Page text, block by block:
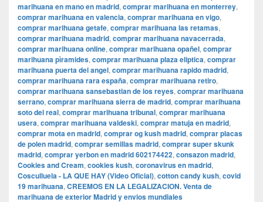
marihuana en mano en madrid, comprar marihuana en monterrey,
comprar marihuana en valencia, comprar marihuana en vigo,
comprar marihuana getafe, comprar marihuana las retamas,
comprar marihuana madrid, comprar marihuana navacerrada,
comprar marihuana online, comprar marihuana opañel, comprar
marihuana pìramides, comprar marihuana plaza eliptica, comprar
marihuana puerta del angel, comprar marihuana rapido madrid,
comprar marihuana rara españa, comprar marihuana retiro,
comprar marihuana sansebastian de los reyes, comprar marihuana
serrano, comprar marihuana sierra de madrid, comprar marihuana
soto del real, comprar marihuana tribunal, comprar marihuana
usera, comprar marihuana valdeski, comprar matuja en madrid,
comprar mota en madrid, comprar og kush madrid, comprar placas
de polen madrid, comprar semillas madrid, comprar super skunk
madrid, comprar yerbon en madrid 602174422, consazon madrid,
Cookies and Cream, cookies kush, coronavirus en madrid,
Cosculluela - LA QUE HAY (Video Oficial), cotton candy kush, covid
19 marihuana, CREEMOS EN LA LEGALIZACION. Venta de
marihuana de exterior Madrid y envios mundiales